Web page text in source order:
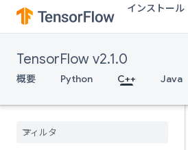
インストール
TensorFlow v2.1.0
概要 Python C++ Java